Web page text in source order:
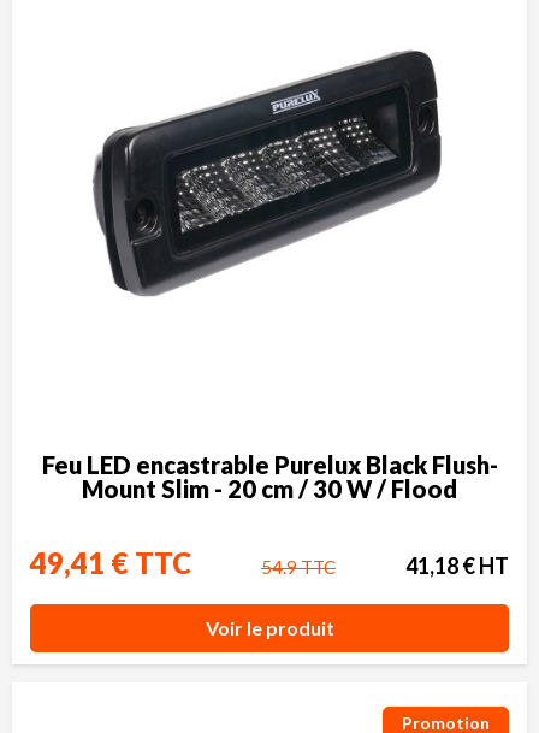
Feu LED encastrable Purelux Black Flush-
Mount Slim - 20 cm / 30 W / Flood
49,41 € TTC 54.9 TTC 41,18 € HT
Voir le produit
Promotion